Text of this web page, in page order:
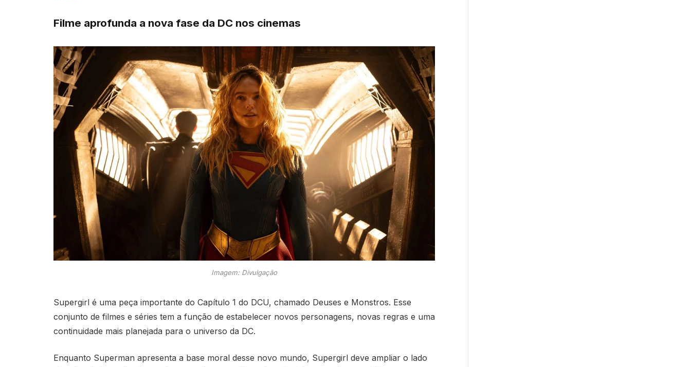
Filme aprofunda a nova fase da DC nos cinemas
Imagem: Divulgação
Supergirl é uma peça importante do Capítulo 1 do DCU, chamado Deuses e Monstros. Esse
conjunto de filmes e séries tem a função de estabelecer novos personagens, novas regras e uma
continuidade mais planejada para o universo da DC.
Enquanto Superman apresenta a base moral desse novo mundo, Supergirl deve ampliar o lado